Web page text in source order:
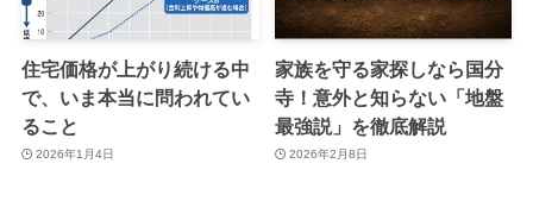
住宅価格が上がり続ける中
で、いま本当に問われてい
ること
2026年1月4日
家族を守る家探しなら国分
寺！意外と知らない「地盤
最強説」を徹底解説
2026年2月8日